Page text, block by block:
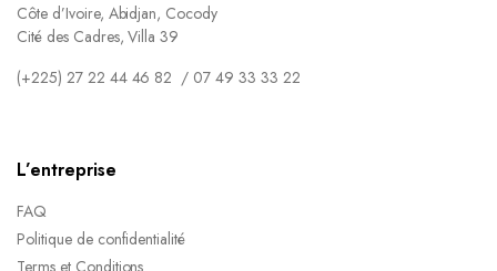
Côte d’Ivoire, Abidjan, Cocody
Cité des Cadres, Villa 39
(+225) 27 22 44 46 82 / 07 49 33 33 22
L’entreprise
FAQ
Politique de confidentialité
Terms et Conditions